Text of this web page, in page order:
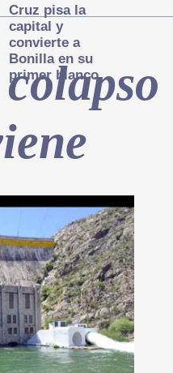
Cruz pisa la
capital y
convierte a
Bonilla en su
primer blanco